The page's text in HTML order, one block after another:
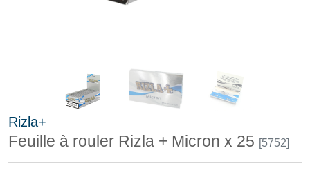
Rizla+
Feuille à rouler Rizla + Micron x 25 [5752]